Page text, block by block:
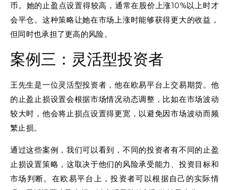
币。她的止盈点设置得较高，通常在股价上涨10%以上时才
会平仓。这种策略让她在市场上涨时能够获得更大的收益，
但同时也承担了更高的风险。
案例三：灵活型投资者
王先生是一位灵活型投资者，他在欧易平台上交易期货。他
的止盈止损设置会根据市场情况动态调整，比如在市场波动
较大时，他会将止损点设置得更宽，以避免因市场波动而频
繁止损。
通过这些案例，我们可以看到，不同的投资者有不同的止盈
止损设置策略，这取决于他们的风险承受能力、投资目标和
市场判断。在欧易平台上，投资者可以根据自己的实际情